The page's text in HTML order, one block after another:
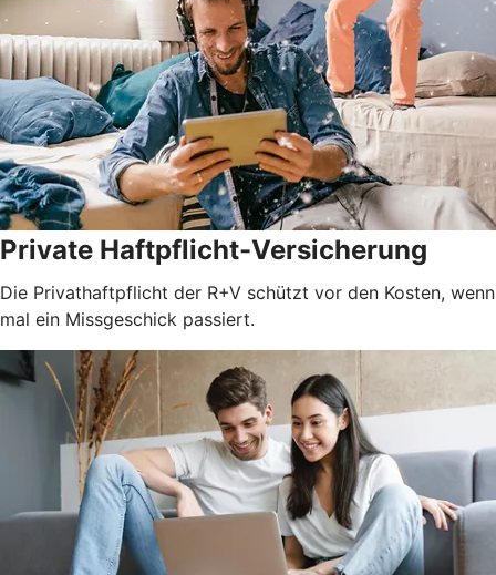
Private Haftpflicht-Versicherung
Die Privathaftpflicht der R+V schützt vor den Kosten, wenn
mal ein Missgeschick passiert.